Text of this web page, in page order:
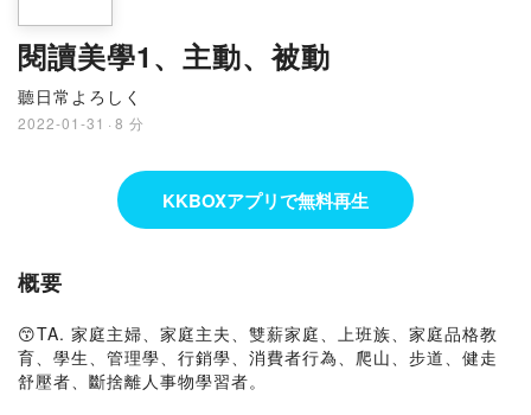
閱讀美學1、主動、被動
聽日常よろしく
2022-01-31 · 8 分
KKBOXアプリで無料再生
概要
😙TA. 家庭主婦、家庭主夫、雙薪家庭、上班族、家庭品格教
育、學生、管理學、行銷學、消費者行為、爬山、步道、健走
舒壓者、斷捨離人事物學習者。